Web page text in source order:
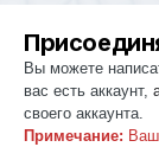
Вы можете
вас есть аккаунт,
своего аккаунта.
Примечание: Ваш